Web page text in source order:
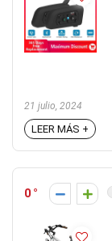
21 julio, 2024
LEER MÁS +
0